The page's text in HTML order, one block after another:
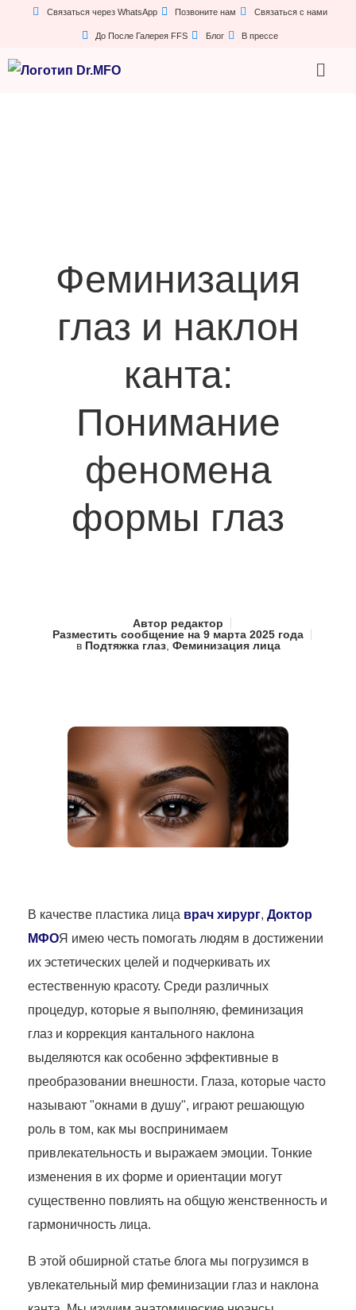
Связаться через WhatsApp Позвоните нам Связаться с нами
До После Галерея FFS Блог В прессе
Феминизация
глаз и наклон
канта:
Понимание
феномена
формы глаз
Автор редактор
Разместить сообщение на 9 марта 2025 года
в Подтяжка глаз, Феминизация лица
В качестве пластика лица врач хирург, Доктор
МФОЯ имею честь помогать людям в достижении
их эстетических целей и подчеркивать их
естественную красоту. Среди различных
процедур, которые я выполняю, феминизация
глаз и коррекция кантального наклона
выделяются как особенно эффективные в
преобразовании внешности. Глаза, которые часто
называют "окнами в душу", играют решающую
роль в том, как мы воспринимаем
привлекательность и выражаем эмоции. Тонкие
изменения в их форме и ориентации могут
существенно повлиять на общую женственность и
гармоничность лица.
В этой обширной статье блога мы погрузимся в
увлекательный мир феминизации глаз и наклона